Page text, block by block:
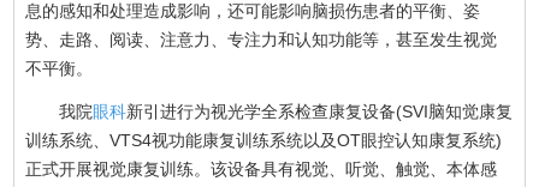
息的感知和处理造成影响，还可能影响脑损伤患者的平衡、姿
势、走路、阅读、注意力、专注力和认知功能等，甚至发生视觉
不平衡。
我院眼科新引进行为视光学全系检查康复设备(SVI脑知觉康复
训练系统、VTS4视功能康复训练系统以及OT眼控认知康复系统)
正式开展视觉康复训练。该设备具有视觉、听觉、触觉、本体感